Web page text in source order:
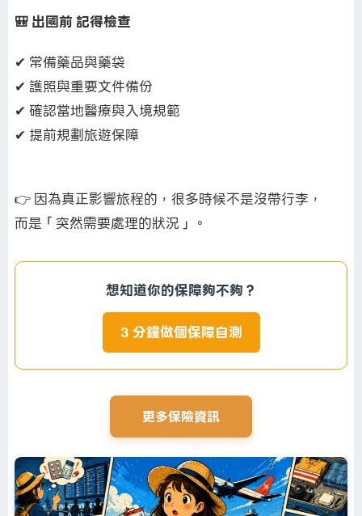
🎒 出國前 記得檢查
✔ 常備藥品與藥袋
✔ 護照與重要文件備份
✔ 確認當地醫療與入境規範
✔ 提前規劃旅遊保障
👉 因為真正影響旅程的，很多時候不是沒帶行李，
而是「突然需要處理的狀況」。
想知道你的保障夠不夠？
3 分鐘做個保障自測
更多保險資訊